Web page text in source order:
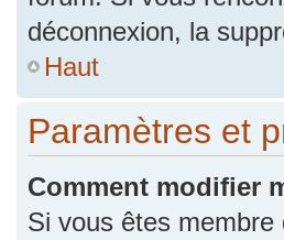
déconnexion, la
Haut
Paramètres et
Comment modifier
Si vous êtes